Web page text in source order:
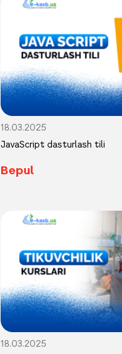
18.03.2025
JavaScript dasturlash tili
Bepul
18.03.2025